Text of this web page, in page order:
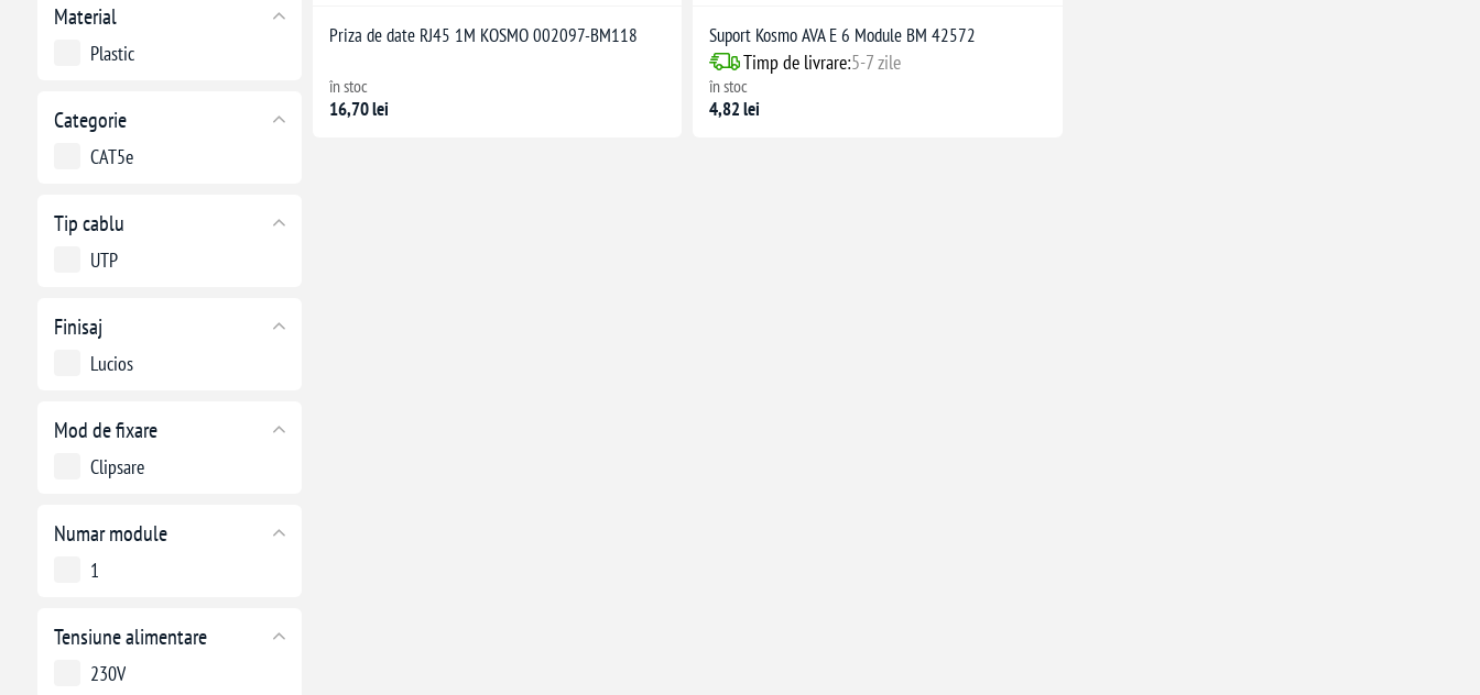
Material
Plastic
Categorie
CAT5e
Tip cablu
UTP
Finisaj
Lucios
Mod de fixare
Clipsare
Numar module
1
Tensiune alimentare
230V
Priza de date RJ45 1M KOSMO 002097-BM118
în stoc
16,70 lei
Suport Kosmo AVA E 6 Module BM 42572
Timp de livrare:5-7 zile
în stoc
4,82 lei